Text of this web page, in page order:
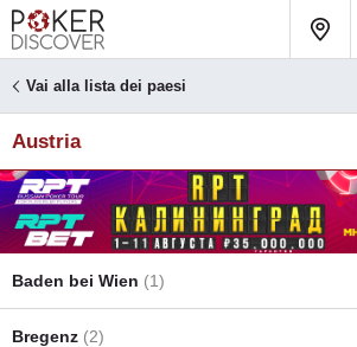
Vai alla lista dei paesi
Austria
Baden bei Wien (1)
Bregenz (2)